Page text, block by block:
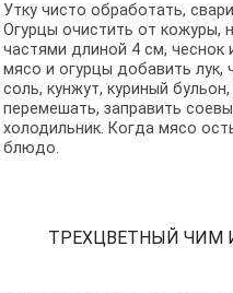
Утку чисто обработать,
Огурцы очистить от кожуры,
частями длиной 4 см, чеснок
мясо и огурцы добавить лук,
соль, кунжут, куриный
перемешать, заправить
холодильник. Когда мясо
блюдо.
ТРЕХЦВЕТНЫЙ ЧИМ